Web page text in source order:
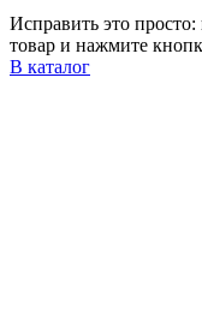
Исправить это
товар и нажмите
В каталог